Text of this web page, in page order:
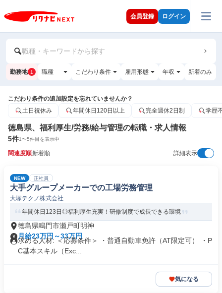
会員登録 ログイン
職種・キーワードから探す
勤務地 1 職種 こだわり条件 雇用形態 年収 新着のみ
こだわり条件の追加設定を忘れていませんか？
土日祝休み
年間休日120日以上 完全週休2日制 学歴
徳島県、福利厚生/労務/給与管理の転職・求人情報
5件1〜5件目を表示中
関連度順新着順 詳細表示
NEW 正社員
大手グループメーカーでの工場労務管理
大塚テクノ株式会社
年間休日123日◎福利厚生充実！研修制度で成長できる環境
徳島県鳴門市瀬戸町明神
月給23万円～33万円
求める人材: ＜応募条件＞ ・普通自動車免許（AT限定可） ・P
C基本スキル（Exc...
気になる